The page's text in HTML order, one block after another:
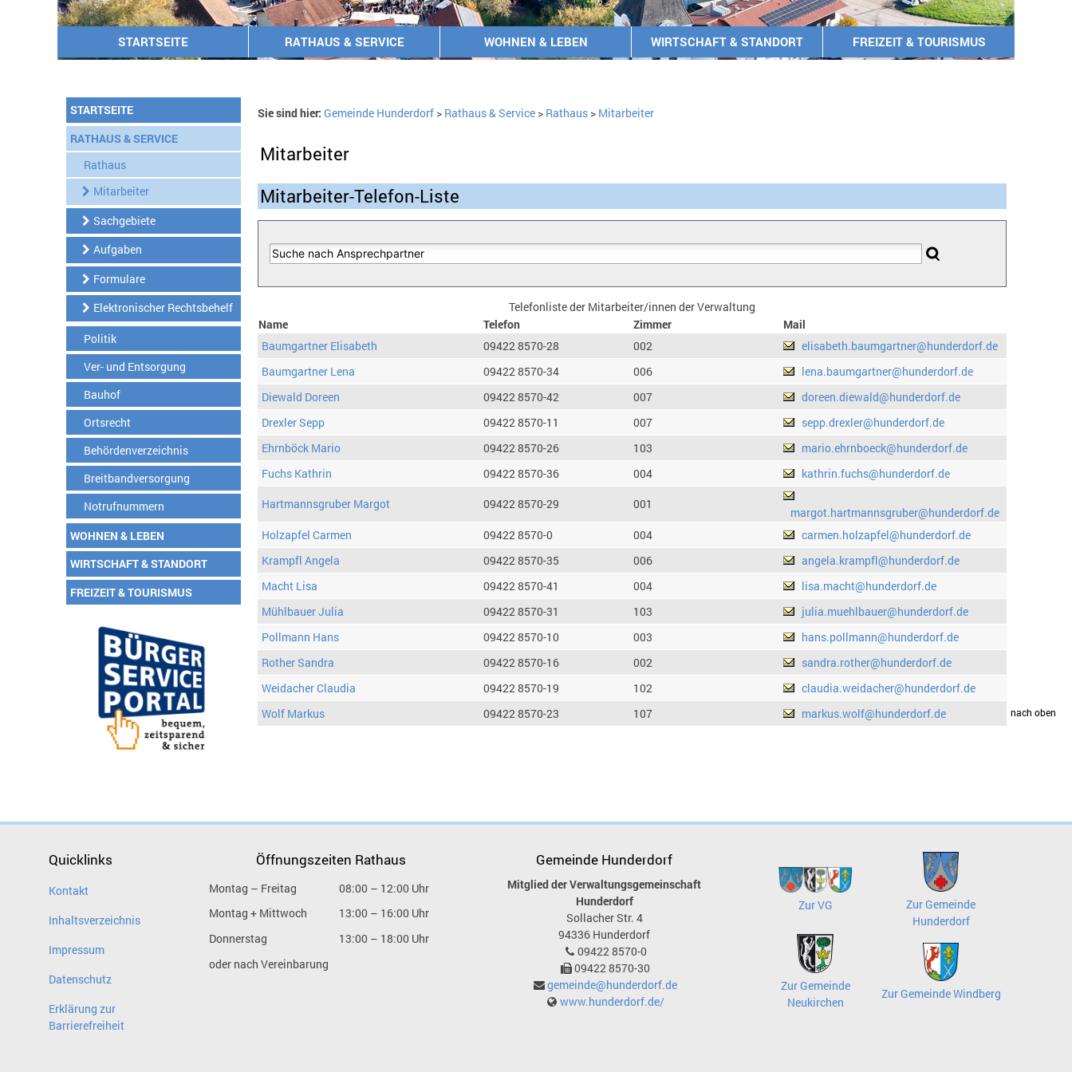
STARTSEITE RATHAUS & SERVICE WOHNEN & LEBEN WIRTSCHAFT & STANDORT FREIZEIT & TOURISMUS
STARTSEITE
RATHAUS & SERVICE
Rathaus
Mitarbeiter
Sachgebiete
Aufgaben
Formulare
Elektronischer Rechtsbehelf
Politik
Ver- und Entsorgung
Bauhof
Ortsrecht
Behördenverzeichnis
Breitbandversorgung
Notrufnummern
WOHNEN & LEBEN
WIRTSCHAFT & STANDORT
FREIZEIT & TOURISMUS
Sie sind hier: Gemeinde Hunderdorf> Rathaus & Service> Rathaus> Mitarbeiter
Mitarbeiter
Mitarbeiter-Telefon-Liste
Telefonliste der Mitarbeiter/innen der Verwaltung
Name
Telefon Zimmer
Mail
Baumgartner Elisabeth
09422 8570-28 002
elisabeth.baumgartner@hunderdorf.de
Baumgartner Lena
09422 8570-34 006
lena.baumgartner@hunderdorf.de
Diewald Doreen
09422 8570-42 007
doreen.diewald@hunderdorf.de
Drexler Sepp
09422 8570-11 007
sepp.drexler@hunderdorf.de
Ehrnböck Mario
09422 8570-26 103
mario.ehrnboeck@hunderdorf.de
Fuchs Kathrin
09422 8570-36 004
kathrin.fuchs@hunderdorf.de
Hartmannsgruber Margot
09422 8570-29 001
margot.hartmannsgruber@hunderdorf.de
Holzapfel Carmen
09422 8570-0 004
carmen.holzapfel@hunderdorf.de
Krampfl Angela
09422 8570-35 006
angela.krampfl@hunderdorf.de
Macht Lisa
09422 8570-41 004
lisa.macht@hunderdorf.de
Mühlbauer Julia
09422 8570-31 103
julia.muehlbauer@hunderdorf.de
Pollmann Hans
09422 8570-10 003
hans.pollmann@hunderdorf.de
Rother Sandra
09422 8570-16 002
sandra.rother@hunderdorf.de
Weidacher Claudia
09422 8570-19 102
claudia.weidacher@hunderdorf.de
Wolf Markus
09422 8570-23 107 markus.wolf@hunderdorf.dedrucken nach oben
Quicklinks
Kontakt
Inhaltsverzeichnis
Impressum
Datenschutz
Erklärung zur
Barrierefreiheit
Öffnungszeiten Rathaus
Montag – Freitag
08:00 – 12:00 Uhr
Montag + Mittwoch
13:00 – 16:00 Uhr
Donnerstag
13:00 – 18:00 Uhr
oder nach Vereinbarung
Gemeinde Hunderdorf
Mitglied der Verwaltungsgemeinschaft
Hunderdorf
Sollacher Str. 4
94336 Hunderdorf
09422 8570-0
09422 8570-30
gemeinde@hunderdorf.de
www.hunderdorf.de/
Zur VG
Zur Gemeinde
Hunderdorf
Zur Gemeinde
Neukirchen
Zur Gemeinde Windberg